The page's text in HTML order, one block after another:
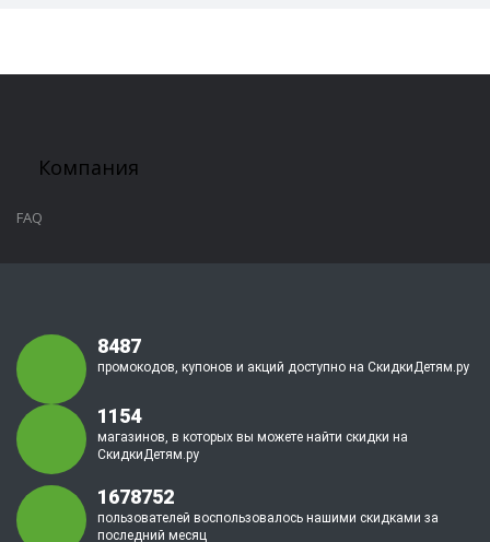
Компания
FAQ
8487
промокодов, купонов и акций доступно на СкидкиДетям.ру
1154
магазинов, в которых вы можете найти скидки на
СкидкиДетям.ру
1678752
пользователей воспользовалось нашими скидками за
последний месяц